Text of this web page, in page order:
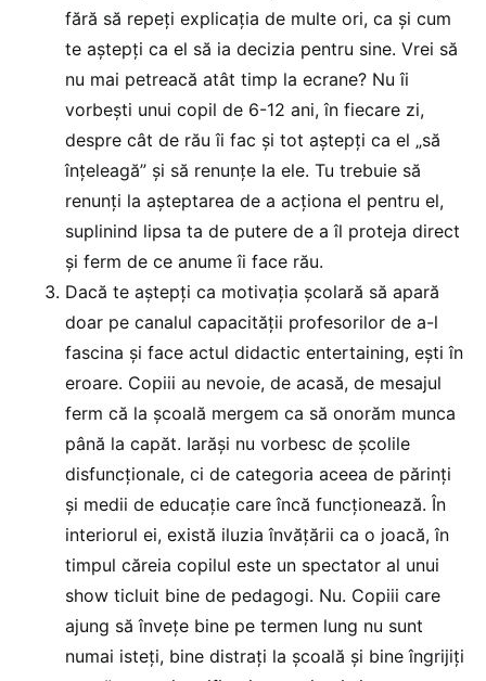
fără să repeți explicația de multe ori, ca și cum
te aștepți ca el să ia decizia pentru sine. Vrei să
nu mai petreacă atât timp la ecrane? Nu îi
vorbești unui copil de 6-12 ani, în fiecare zi,
despre cât de rău îi fac și tot aștepți ca el „să
înțeleagă” și să renunțe la ele. Tu trebuie să
renunți la așteptarea de a acționa el pentru el,
suplinind lipsa ta de putere de a îl proteja direct
și ferm de ce anume îi face rău.
Dacă te aștepți ca motivația școlară să apară
doar pe canalul capacității profesorilor de a-l
fascina și face actul didactic entertaining, ești în
eroare. Copiii au nevoie, de acasă, de mesajul
ferm că la școală mergem ca să onorăm munca
până la capăt. Iarăși nu vorbesc de școlile
disfuncționale, ci de categoria aceea de părinți
și medii de educație care încă funcționează. În
interiorul ei, există iluzia învățării ca o joacă, în
timpul căreia copilul este un spectator al unui
show ticluit bine de pedagogi. Nu. Copiii care
ajung să învețe bine pe termen lung nu sunt
numai isteți, bine distrați la școală și bine îngrijiți